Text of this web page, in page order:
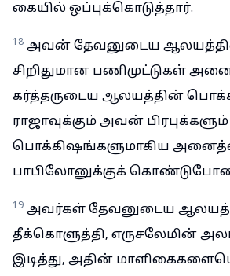
கையில் ஒப்புக்கொடுத்தார்.
18 அவன் தேவனுடைய
சிறிதுமான பணிமுட்டுகள்
கர்த்தருடைய ஆலயத்தின்
ராஜாவுக்கும் அவன்
பொக்கிஷங்களுமாகிய
பாபிலோனுக்குக்
19 அவர்கள் தேவனுடைய
தீக்கொளுத்தி, எருசலேமின்
இடித்து, அதின்